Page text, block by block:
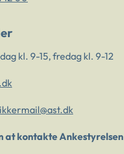
kl. 9-15, fredag kl. 9-12
at kontakte Ankestyrelsen